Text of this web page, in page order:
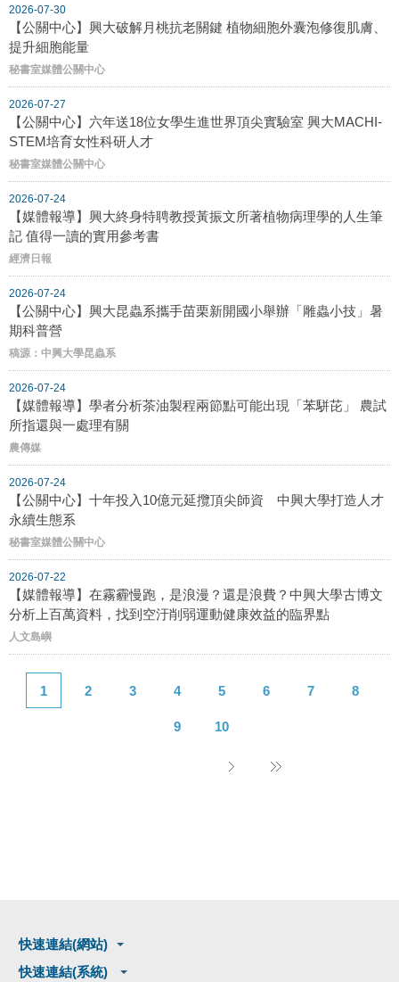
2026-07-30
【公關中心】興大破解月桃抗老關鍵 植物細胞外囊泡修復肌膚、
提升細胞能量
秘書室媒體公關中心
2026-07-27
【公關中心】六年送18位女學生進世界頂尖實驗室 興大MACHI-
STEM培育女性科研人才
秘書室媒體公關中心
2026-07-24
【媒體報導】興大終身特聘教授黃振文所著植物病理學的人生筆
記 值得一讀的實用參考書
經濟日報
2026-07-24
【公關中心】興大昆蟲系攜手苗栗新開國小舉辦「雕蟲小技」暑
期科普營
稿源：中興大學昆蟲系
2026-07-24
【媒體報導】學者分析茶油製程兩節點可能出現「苯駢芘」 農試
所指還與一處理有關
農傳媒
2026-07-24
【公關中心】十年投入10億元延攬頂尖師資 中興大學打造人才
永續生態系
秘書室媒體公關中心
2026-07-22
【媒體報導】在霧霾慢跑，是浪漫？還是浪費？中興大學古博文
分析上百萬資料，找到空汙削弱運動健康效益的臨界點
人文島嶼
1 2 3 4 5 6 7 8
9 10
快速連結(網站)
快速連結(系統)